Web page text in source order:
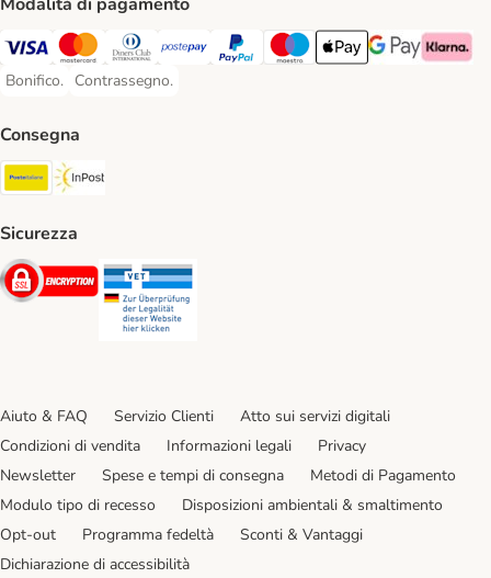
Visa. Payment Method
Mastercard. Payment Method
Diners Club. Payment Method
Postepay. Payment Method
PayPal. Payment Method
Maestro. Payment Method
Apple pay. Payment
Google Pay
Klarna
Bonifico.
Bonifico. Payment Method
Contrassegno.
Contrassegno. Payment Method
Consegna
Poste Italiane. Shipping Method
Sicurezza
Security
Aiuto & FAQ Servizio Clienti
Atto sui servizi digitali
Condizioni di vendita
Informazioni legali
Privacy
Newsletter
Spese e tempi di consegna
Metodi di Pagamento
Modulo tipo di recesso
Disposizioni ambientali & smaltimento
Opt-out
Programma fedeltà
Sconti & Vantaggi
Dichiarazione di accessibilità